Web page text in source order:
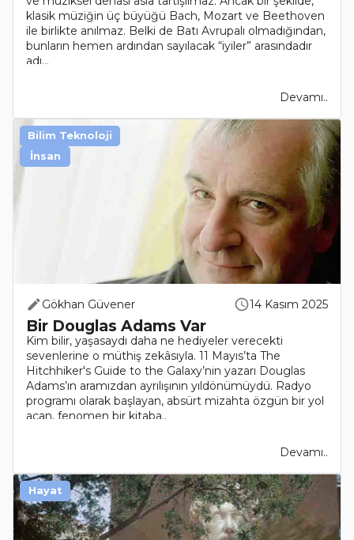
klasik müziğin üç büyüğü Bach, Mozart ve Beethoven
ile birlikte anılmaz. Belki de Batı Avrupalı olmadığından,
bunların hemen ardından sayılacak “iyiler” arasındadır
adı...
Devamı..
Gökhan Güvener 14 Kasım 2025
Bir Douglas Adams Var
Kim bilir, yaşasaydı daha ne hediyeler verecekti
sevenlerine o müthiş zekâsıyla. 11 Mayıs’ta The
Hitchhiker's Guide to the Galaxy’nin yazarı Douglas
Adams’ın aramızdan ayrılışının yıldönümüydü. Radyo
programı olarak başlayan, absürt mizahta özgün bir yol
açan, fenomen bir kitaba..
Devamı..
Bilim Teknoloji
İnsan
Hayat